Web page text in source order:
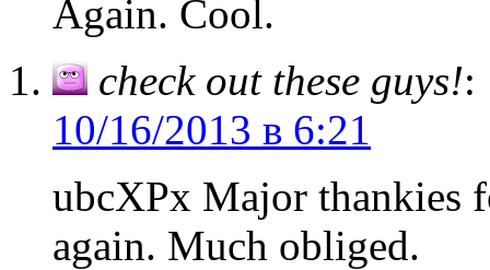
Again. Cool.
check out these guys!:
10/16/2013 в 6:21
ubcXPx Major thankies
again. Much obliged.